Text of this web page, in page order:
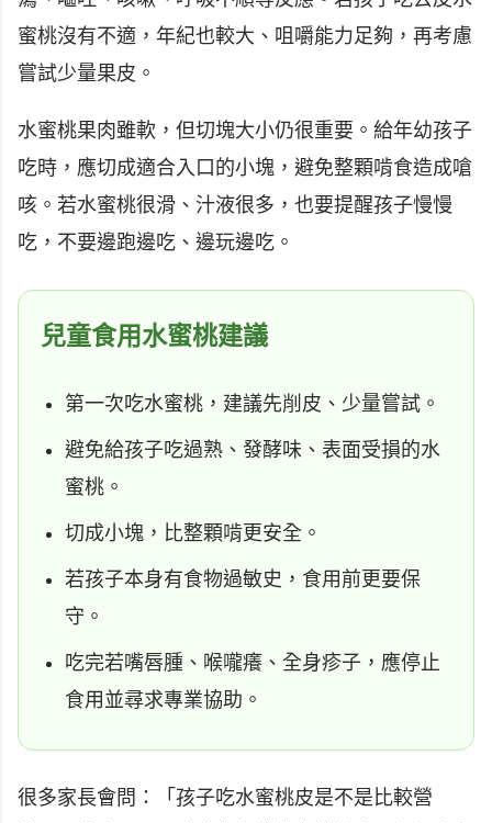
蜜桃沒有不適，年紀也較大、咀嚼能力足夠，再考慮
嘗試少量果皮。
水蜜桃果肉雖軟，但切塊大小仍很重要。給年幼孩子
吃時，應切成適合入口的小塊，避免整顆啃食造成嗆
咳。若水蜜桃很滑、汁液很多，也要提醒孩子慢慢
吃，不要邊跑邊吃、邊玩邊吃。
兒童食用水蜜桃建議
第一次吃水蜜桃，建議先削皮、少量嘗試。
避免給孩子吃過熟、發酵味、表面受損的水
蜜桃。
切成小塊，比整顆啃更安全。
若孩子本身有食物過敏史，食用前更要保
守。
吃完若嘴唇腫、喉嚨癢、全身疹子，應停止
食用並尋求專業協助。
很多家長會問：「孩子吃水蜜桃皮是不是比較營